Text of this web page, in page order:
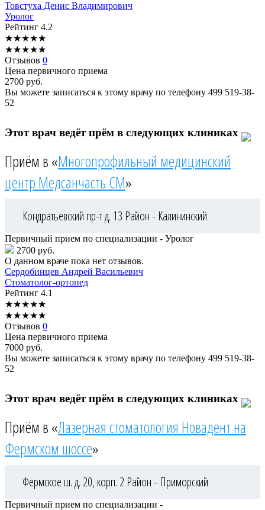
Товстуха Денис Владимирович
Уролог
Рейтинг 4.2
★★★★★
★★★★★
Отзывов 0
Цена первичного приема
2700 руб.
Вы можете записаться к этому врачу по телефону 499 519-38-
52
Этот врач ведёт прём в следующих клиниках
Приём в «Многопрофильный медицинский
центр Медсанчасть СМ»
Кондратьевский пр-т д. 13 Район - Калининский
Первичный прием по специализации - Уролог
2700 руб.
О данном враче пока нет отзывов.
Сердобинцев Андрей Васильевич
Стоматолог-ортопед
Рейтинг 4.1
★★★★★
★★★★★
Отзывов 0
Цена первичного приема
7000 руб.
Вы можете записаться к этому врачу по телефону 499 519-38-
52
Этот врач ведёт прём в следующих клиниках
Приём в «Лазерная стоматология Новадент на
Фермском шоссе»
Фермское ш. д. 20, корп. 2 Район - Приморский
Первичный прием по специализации -